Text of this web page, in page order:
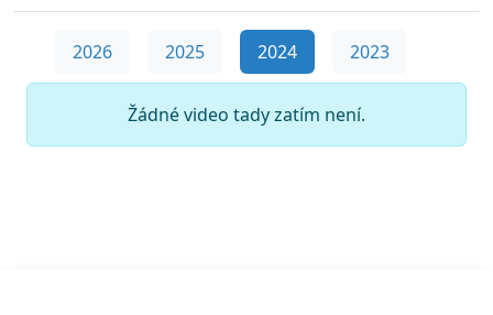
2026 2025 2024 2023
Žádné video tady zatím není.